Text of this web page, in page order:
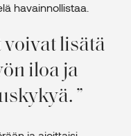
havainnollistaa.
voivat lisätä
iloa ja